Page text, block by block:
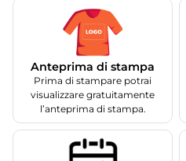
Anteprima di stampa
Prima di stampare potrai
visualizzare gratuitamente
l’anteprima di stampa.